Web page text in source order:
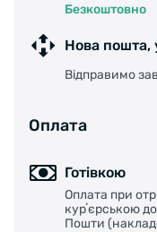
Безкоштовно
Нова пошта,
Відправимо
Оплата
Готівкою
Оплата при
курʼєрською
Пошти